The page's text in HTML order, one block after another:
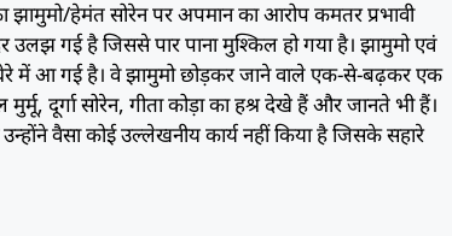
झामुमो/हेमंत सोरेन पर अपमान का आरोप कमतर प्रभावी
उलझ ग‌ई है जिससे पार पाना मुश्किल हो गया है। झामुमो एवं
में आ गई है। वे झामुमो छोड़कर जाने वाले एक-से-बढ़कर एक
दूर्गा सोरेन, गीता कोड़ा का हश्र देखे हैं और जानते भी हैं।
वैसा कोई उल्लेखनीय कार्य नहीं किया है जिसके सहारे